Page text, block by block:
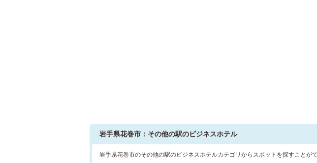
岩手県花巻市：その他の駅のビジネスホテル
岩手県花巻市のその他の駅のビジネスホテルカテゴリからスポットを探すことがで